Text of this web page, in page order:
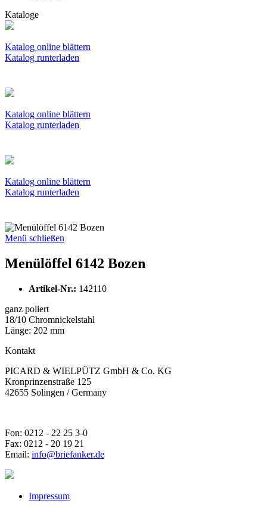
Kataloge
Katalog online blättern
Katalog runterladen
Katalog online blättern
Katalog runterladen
Katalog online blättern
Katalog runterladen
Menü schließen
Menülöffel 6142 Bozen
Artikel-Nr.: 142110
ganz poliert
18/10 Chromnickelstahl
Länge: 202 mm
Kontakt
PICARD & WIELPÜTZ GmbH & Co. KG
Kronprinzenstraße 125
42655 Solingen / Germany
Fon: 0212 - 22 25 3-0
Fax: 0212 - 20 19 21
Email: info@briefanker.de
Impressum